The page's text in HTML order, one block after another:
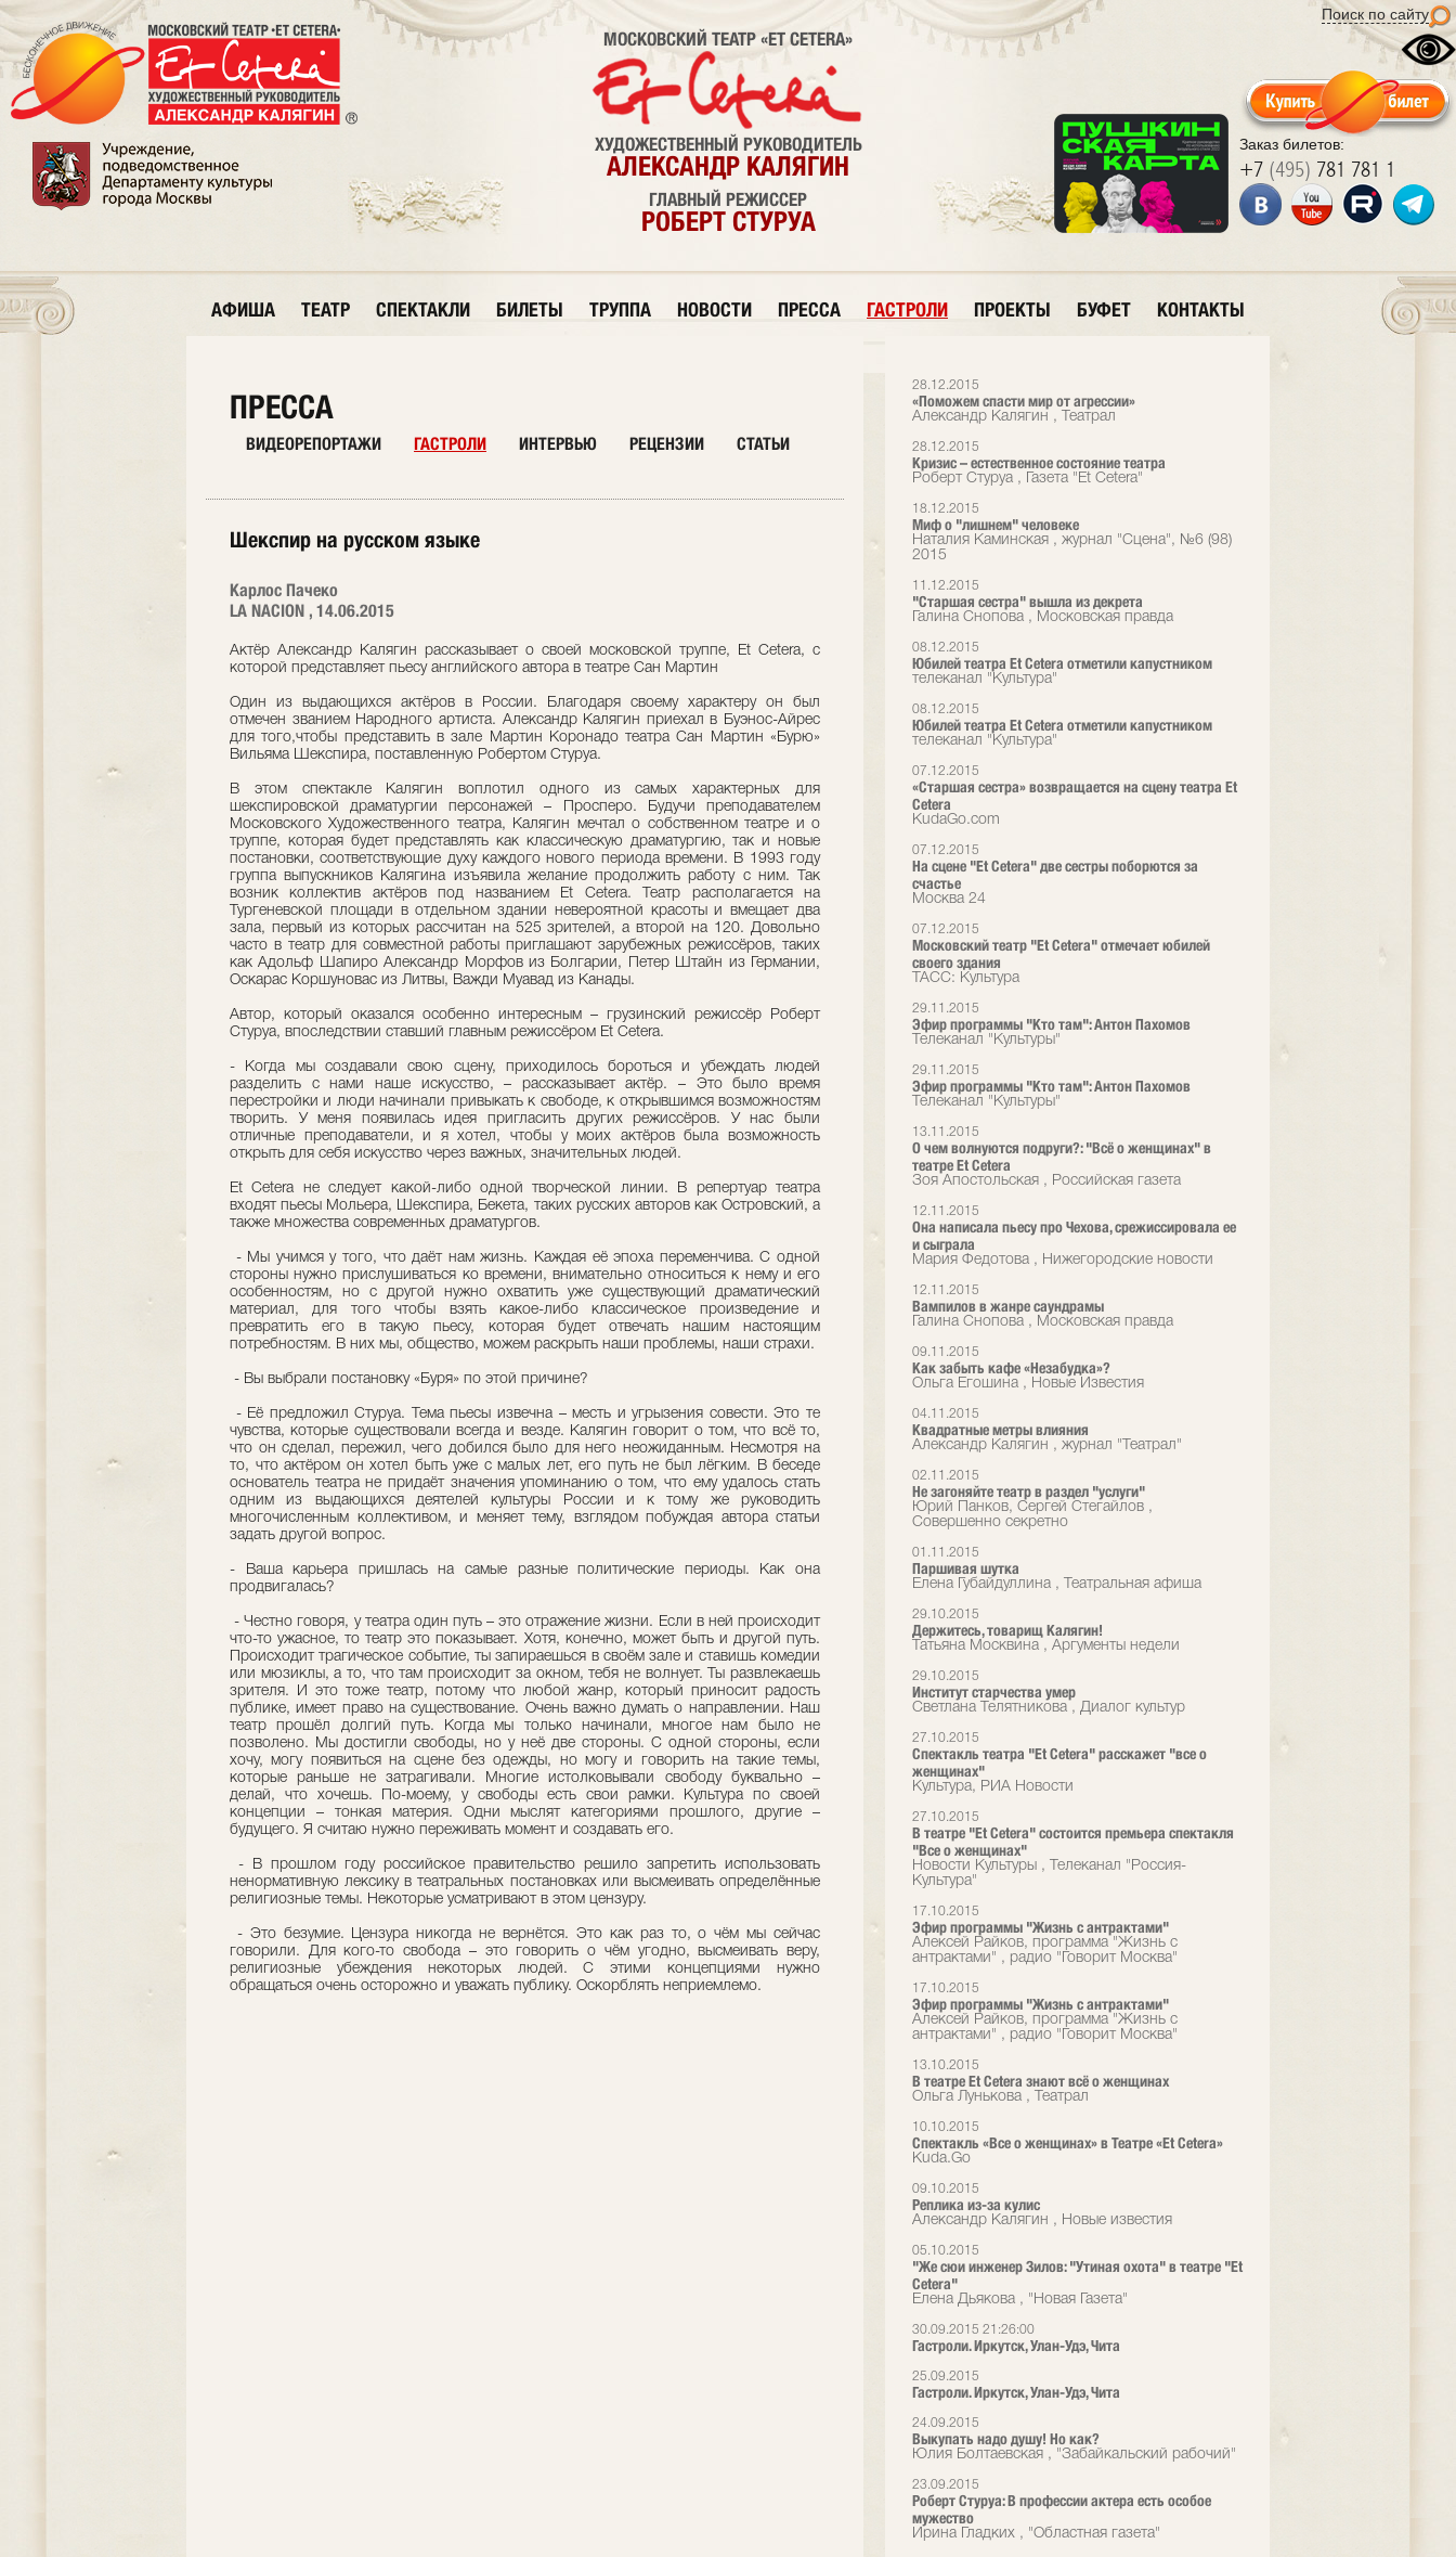
Поиск по сайту
Заказ билетов:
+7 (495) 781 781 1
МОСКОВСКИЙ ТЕАТР «ET CETERA»
ХУДОЖЕСТВЕННЫЙ РУКОВОДИТЕЛЬ
АЛЕКСАНДР КАЛЯГИН
ГЛАВНЫЙ РЕЖИССЕР
РОБЕРТ СТУРУА
АФИША ТЕАТР СПЕКТАКЛИ БИЛЕТЫ ТРУППА НОВОСТИ ПРЕССА ГАСТРОЛИ ПРОЕКТЫ БУФЕТ КОНТАКТЫ
28.12.2015
«Поможем спасти мир от агрессии»
Александр Калягин , Театрал
28.12.2015
Кризис – естественное состояние театра
Роберт Стуруа , Газета "Et Cetera"
18.12.2015
Миф о "лишнем" человеке
Наталия Каминская , журнал "Сцена", №6 (98)
2015
11.12.2015
"Старшая сестра" вышла из декрета
Галина Снопова , Московская правда
08.12.2015
Юбилей театра Et Cetera отметили капустником
телеканал "Культура"
08.12.2015
Юбилей театра Et Cetera отметили капустником
телеканал "Культура"
07.12.2015
«Старшая сестра» возвращается на сцену театра Et
Cetera
KudaGo.com
07.12.2015
На сцене "Et Cetera" две сестры поборются за
счастье
Москва 24
07.12.2015
Московский театр "Et Cetera" отмечает юбилей
своего здания
ТАСС: Культура
29.11.2015
Эфир программы "Кто там": Антон Пахомов
Телеканал "Культуры"
29.11.2015
Эфир программы "Кто там": Антон Пахомов
Телеканал "Культуры"
13.11.2015
О чем волнуются подруги?: "Всё о женщинах" в
театре Et Cetera
Зоя Апостольская , Российская газета
12.11.2015
Она написала пьесу про Чехова, срежиссировала ее
и сыграла
Мария Федотова , Нижегородские новости
12.11.2015
Вампилов в жанре саундрамы
Галина Снопова , Московская правда
09.11.2015
Как забыть кафе «Незабудка»?
Ольга Егошина , Новые Известия
04.11.2015
Квадратные метры влияния
Александр Калягин , журнал "Театрал"
02.11.2015
Не загоняйте театр в раздел "услуги"
Юрий Панков, Сергей Стегайлов ,
Совершенно секретно
01.11.2015
Паршивая шутка
Елена Губайдуллина , Театральная афиша
29.10.2015
Держитесь, товарищ Калягин!
Татьяна Москвина , Аргументы недели
29.10.2015
Институт старчества умер
Светлана Телятникова , Диалог культур
27.10.2015
Спектакль театра "Et Cetera" расскажет "все о
женщинах"
Культура, РИА Новости
27.10.2015
В театре "Et Cetera" состоится премьера спектакля
"Все о женщинах"
Новости Культуры , Телеканал "Россия-
Культура"
17.10.2015
Эфир программы "Жизнь с антрактами"
Алексей Райков, программа "Жизнь с
антрактами" , радио "Говорит Москва"
17.10.2015
Эфир программы "Жизнь с антрактами"
Алексей Райков, программа "Жизнь с
антрактами" , радио "Говорит Москва"
13.10.2015
В театре Et Cetera знают всё о женщинах
Ольга Лунькова , Театрал
10.10.2015
Спектакль «Все о женщинах» в Театре «Et Cetera»
Kuda.Go
09.10.2015
Реплика из-за кулис
Александр Калягин , Новые известия
05.10.2015
"Же сюи инженер Зилов: "Утиная охота" в театре "Et
Cetera"
Елена Дьякова , "Новая Газета"
30.09.2015 21:26:00
Гастроли. Иркутск, Улан-Удэ, Чита
25.09.2015
Гастроли. Иркутск, Улан-Удэ, Чита
24.09.2015
Выкупать надо душу! Но как?
Юлия Болтаевская , "Забайкальский рабочий"
23.09.2015
Роберт Стуруа: В профессии актера есть особое
мужество
Ирина Гладких , "Областная газета"
ПРЕССА
ВИДЕОРЕПОРТАЖИ ГАСТРОЛИ ИНТЕРВЬЮ РЕЦЕНЗИИ СТАТЬИ
Шекспир на русском языке
Карлос Пачеко
LA NACION , 14.06.2015
Актёр Александр Калягин рассказывает о своей московской труппе, Et Cetera, с
которой представляет пьесу английского автора в театре Сан Мартин
Один из выдающихся актёров в России. Благодаря своему характеру он был
отмечен званием Народного артиста. Александр Калягин приехал в Буэнос-Айрес
для того,чтобы представить в зале Мартин Коронадо театра Сан Мартин «Бурю»
Вильяма Шекспира, поставленную Робертом Стуруа.
В этом спектакле Калягин воплотил одного из самых характерных для
шекспировской драматургии персонажей – Просперо. Будучи преподавателем
Московского Художественного театра, Калягин мечтал о собственном театре и о
труппе, которая будет представлять как классическую драматургию, так и новые
постановки, соответствующие духу каждого нового периода времени. В 1993 году
группа выпускников Калягина изъявила желание продолжить работу с ним. Так
возник коллектив актёров под названием Et Cetera. Театр располагается на
Тургеневской площади в отдельном здании невероятной красоты и вмещает два
зала, первый из которых рассчитан на 525 зрителей, а второй на 120. Довольно
часто в театр для совместной работы приглашают зарубежных режиссёров, таких
как Адольф Шапиро Александр Морфов из Болгарии, Петер Штайн из Германии,
Оскарас Коршуновас из Литвы, Важди Муавад из Канады.
Автор, который оказался особенно интересным – грузинский режиссёр Роберт
Стуруа, впоследствии ставший главным режиссёром Et Cetera.
- Когда мы создавали свою сцену, приходилось бороться и убеждать людей
разделить с нами наше искусство, – рассказывает актёр. – Это было время
перестройки и люди начинали привыкать к свободе, к открывшимся возможностям
творить. У меня появилась идея пригласить других режиссёров. У нас были
отличные преподаватели, и я хотел, чтобы у моих актёров была возможность
открыть для себя искусство через важных, значительных людей.
Et Cetera не следует какой-либо одной творческой линии. В репертуар театра
входят пьесы Мольера, Шекспира, Бекета, таких русских авторов как Островский, а
также множества современных драматургов.
- Мы учимся у того, что даёт нам жизнь. Каждая её эпоха переменчива. С одной
стороны нужно прислушиваться ко времени, внимательно относиться к нему и его
особенностям, но с другой нужно охватить уже существующий драматический
материал, для того чтобы взять какое-либо классическое произведение и
превратить его в такую пьесу, которая будет отвечать нашим настоящим
потребностям. В них мы, общество, можем раскрыть наши проблемы, наши страхи.
- Вы выбрали постановку «Буря» по этой причине?
- Её предложил Стуруа. Тема пьесы извечна – месть и угрызения совести. Это те
чувства, которые существовали всегда и везде. Калягин говорит о том, что всё то,
что он сделал, пережил, чего добился было для него неожиданным. Несмотря на
то, что актёром он хотел быть уже с малых лет, его путь не был лёгким. В беседе
основатель театра не придаёт значения упоминанию о том, что ему удалось стать
одним из выдающихся деятелей культуры России и к тому же руководить
многочисленным коллективом, и меняет тему, взглядом побуждая автора статьи
задать другой вопрос.
- Ваша карьера пришлась на самые разные политические периоды. Как она
продвигалась?
- Честно говоря, у театра один путь – это отражение жизни. Если в ней происходит
что-то ужасное, то театр это показывает. Хотя, конечно, может быть и другой путь.
Происходит трагическое событие, ты запираешься в своём зале и ставишь комедии
или мюзиклы, а то, что там происходит за окном, тебя не волнует. Ты развлекаешь
зрителя. И это тоже театр, потому что любой жанр, который приносит радость
публике, имеет право на существование. Очень важно думать о направлении. Наш
театр прошёл долгий путь. Когда мы только начинали, многое нам было не
позволено. Мы достигли свободы, но у неё две стороны. С одной стороны, если
хочу, могу появиться на сцене без одежды, но могу и говорить на такие темы,
которые раньше не затрагивали. Многие истолковывали свободу буквально –
делай, что хочешь. По-моему, у свободы есть свои рамки. Культура по своей
концепции – тонкая материя. Одни мыслят категориями прошлого, другие –
будущего. Я считаю нужно переживать момент и создавать его.
- В прошлом году российское правительство решило запретить использовать
ненормативную лексику в театральных постановках или высмеивать определённые
религиозные темы. Некоторые усматривают в этом цензуру.
- Это безумие. Цензура никогда не вернётся. Это как раз то, о чём мы сейчас
говорили. Для кого-то свобода – это говорить о чём угодно, высмеивать веру,
религиозные убеждения некоторых людей. С этими концепциями нужно
обращаться очень осторожно и уважать публику. Оскорблять неприемлемо.